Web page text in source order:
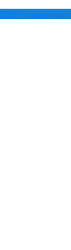
Offerte aanvragen